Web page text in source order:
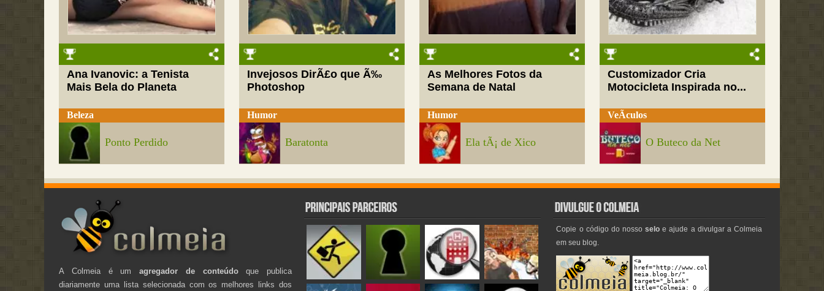
Ana Ivanovic: a Tenista
Mais Bela do Planeta
Beleza
Ponto Perdido
Invejosos DirÃ£o que Ã‰
Photoshop
Humor
Baratonta
As Melhores Fotos da
Semana de Natal
Humor
Ela tÃ¡ de Xico
Customizador Cria
Motocicleta Inspirada no...
VeÃ­culos
O Buteco da Net
A Colmeia é umagregador de conteúdoque publica
diariamente uma lista selecionada com os melhores links dos
Copie o código do nossoselo e ajude a divulgar a Colmeia
em seu blog.